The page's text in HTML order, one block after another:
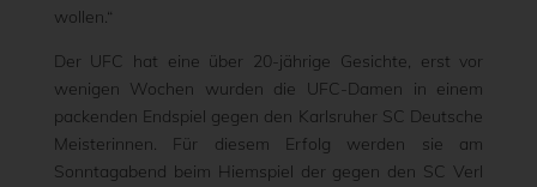
wollen.“
Der UFC hat eine über 20-jährige Gesichte, erst vor
wenigen Wochen wurden die UFC-Damen in einem
packenden Endspiel gegen den Karlsruher SC Deutsche
Meisterinnen. Für diesem Erfolg werden sie am
Sonntagabend beim Hiemspiel der gegen den SC Verl